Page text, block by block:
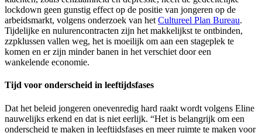
lockdown geen gunstig effect op de positie van jongeren op de
arbeidsmarkt, volgens onderzoek van het Cultureel Plan Bureau.
Tijdelijke en nulurencontracten zijn het makkelijkst te ontbinden,
zzpklussen vallen weg, het is moeilijk om aan een stageplek te
komen en er zijn minder banen in het verschiet door een
wankelende economie.
Tijd voor onderscheid in leeftijdsfases
Dat het beleid jongeren onevenredig hard raakt wordt volgens Eline
nauwelijks erkend en dat is niet eerlijk. “Het is belangrijk om een
onderscheid te maken in leeftijdsfases en meer ruimte te maken voor